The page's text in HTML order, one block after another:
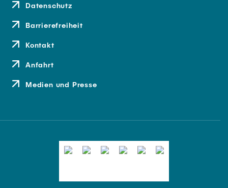
Datenschutz
Barrierefreiheit
Kontakt
Anfahrt
Medien und Presse